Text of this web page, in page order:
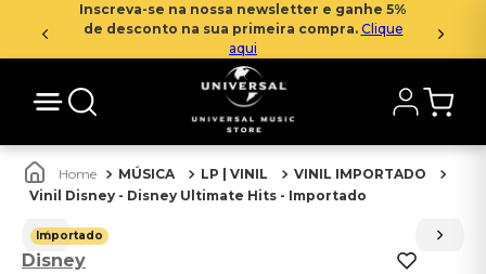
Inscreva-se na nossa newsletter e ganhe 5%
de desconto na sua primeira compra. Clique
aqui
MÚSICA LP | VINIL
VINIL IMPORTADO
Vinil Disney - Disney Ultimate Hits - Importado
Importado
Disney